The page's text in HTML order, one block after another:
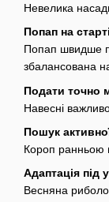
Невелика
Попап на
Попап швидше
збалансована
Подати точно
Навесні
Пошук
Короп ранньою
Адаптація
Весняна